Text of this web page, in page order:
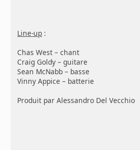
Line-up :
Chas West – chant
Craig Goldy – guitare
Sean McNabb – basse
Vinny Appice – batterie
Produit par Alessandro Del Vecchio